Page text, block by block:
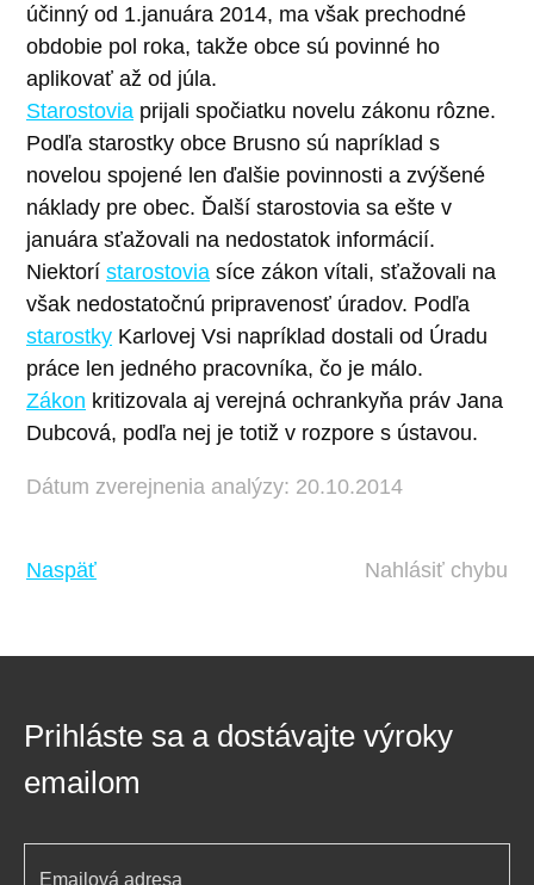
účinný od 1.januára 2014, ma však prechodné
obdobie pol roka, takže obce sú povinné ho
aplikovať až od júla.
Starostovia prijali spočiatku novelu zákonu rôzne.
Podľa starostky obce Brusno sú napríklad s
novelou spojené len ďalšie povinnosti a zvýšené
náklady pre obec. Ďalší starostovia sa ešte v
januára sťažovali na nedostatok informácií.
Niektorí starostovia síce zákon vítali, sťažovali na
však nedostatočnú pripravenosť úradov. Podľa
starostky Karlovej Vsi napríklad dostali od Úradu
práce len jedného pracovníka, čo je málo.
Zákon kritizovala aj verejná ochrankyňa práv Jana
Dubcová, podľa nej je totiž v rozpore s ústavou.
Dátum zverejnenia analýzy: 20.10.2014
Naspäť Nahlásiť chybu
Prihláste sa a dostávajte výroky
emailom